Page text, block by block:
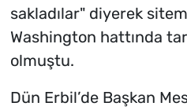
sakladılar" diyerek
Washington hattında
olmuştu.
Dün Erbil’de Başkan